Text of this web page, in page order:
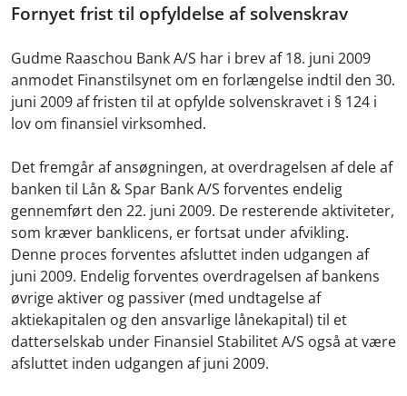
Fornyet frist til opfyldelse af solvenskrav
Gudme Raaschou Bank A/S har i brev af 18. juni 2009
anmodet Finanstilsynet om en forlængelse indtil den 30.
juni 2009 af fristen til at opfylde solvenskravet i § 124 i
lov om finansiel virksomhed.
Det fremgår af ansøgningen, at overdragelsen af dele af
banken til Lån & Spar Bank A/S forventes endelig
gennemført den 22. juni 2009. De resterende aktiviteter,
som kræver banklicens, er fortsat under afvikling.
Denne proces forventes afsluttet inden udgangen af
juni 2009. Endelig forventes overdragelsen af bankens
øvrige aktiver og passiver (med undtagelse af
aktiekapitalen og den ansvarlige lånekapital) til et
datterselskab under Finansiel Stabilitet A/S også at være
afsluttet inden udgangen af juni 2009.